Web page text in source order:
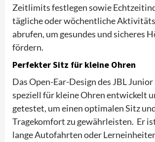
Zeitlimits festlegen sowie
tägliche oder wöchentliche
abrufen, um gesundes und sicheres
fördern.
Perfekter Sitz für kleine Ohren
Das Open-Ear-Design des JBL Junior
speziell für kleine Ohren entwickelt
getestet, um einen optimalen Sitz
Tragekomfort zu gewährleisten. Er
lange Autofahrten oder